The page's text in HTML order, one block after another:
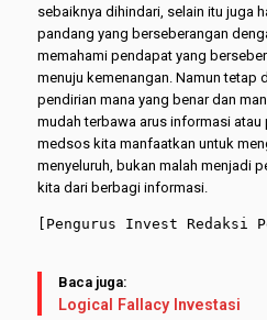
sebaiknya dihindari, selain itu juga
pandang yang berseberangan
memahami pendapat yang
menuju kemenangan. Namun tetap
pendirian mana yang benar dan
mudah terbawa arus informasi atau
medsos kita manfaatkan untuk
menyeluruh, bukan malah menjadi
kita dari berbagi informasi.
[Pengurus Invest Redaksi
Baca juga:
Logical Fallacy Investasi